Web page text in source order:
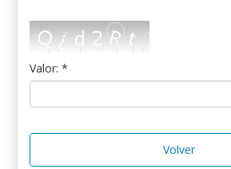
Valor: *
Volver